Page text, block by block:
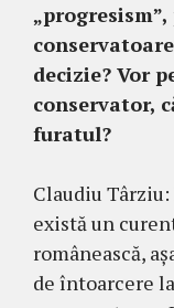
decizie? Vor
conservator,
furatul?
Claudiu Târziu:
există un
românească,
de întoarcere